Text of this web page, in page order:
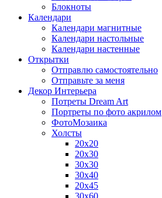
Блокноты
Календари
Календари магнитные
Календари настольные
Календари настенные
Открытки
Отправлю самостоятельно
Отправьте за меня
Декор Интерьера
Потреты Dream Art
Портреты по фото акрилом
ФотоМозаика
Холсты
20х20
20х30
30х30
30х40
20х45
30х60